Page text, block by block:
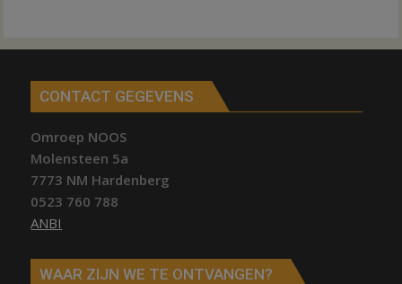
CONTACT GEGEVENS
Omroep NOOS
Molensteen 5a
7773 NM Hardenberg
0523 760 788
ANBI
WAAR ZIJN WE TE ONTVANGEN?